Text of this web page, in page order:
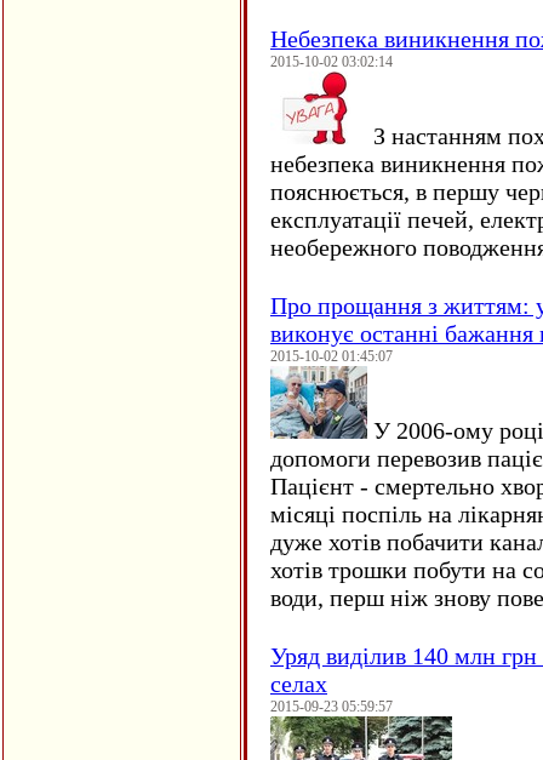
Небезпека виникнення
2015-10-02 03:02:14
З настанням
небезпека виникнення
пояснюється, в першу
експлуатації печей,
необережного
Про прощання з життям:
виконує останні
2015-10-02 01:45:07
У 2006-ому
допомоги перевозив
Пацієнт - смертельно
місяці поспіль на
дуже хотів побачити
хотів трошки побути на
води, перш ніж знову
Уряд виділив 140 млн
селах
2015-09-23 05:59:57